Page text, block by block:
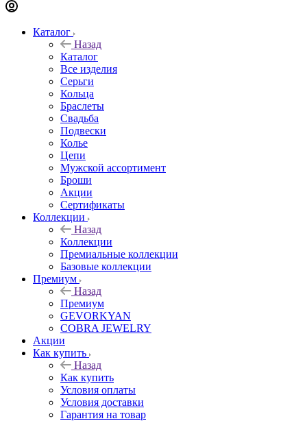
Каталог
Назад
Каталог
Все изделия
Серьги
Кольца
Браслеты
Свадьба
Подвески
Колье
Цепи
Мужской ассортимент
Броши
Акции
Сертификаты
Коллекции
Назад
Коллекции
Премиальные коллекции
Базовые коллекции
Премиум
Назад
Премиум
GEVORKYAN
COBRA JEWELRY
Акции
Как купить
Назад
Как купить
Условия оплаты
Условия доставки
Гарантия на товар